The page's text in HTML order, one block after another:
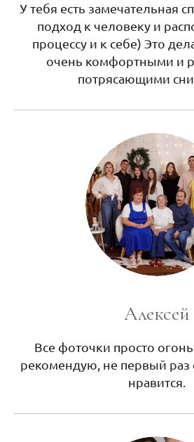
У тебя есть замечательная
подход к человеку и
процессу и к себе) Это
очень комфортными и
потрясающими
Алексей
Все фоточки просто
рекомендую, не первый раз
нравится.